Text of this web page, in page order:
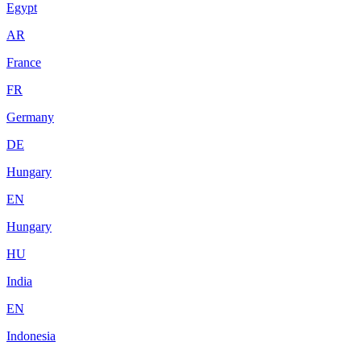
Egypt
AR
France
FR
Germany
DE
Hungary
EN
Hungary
HU
India
EN
Indonesia